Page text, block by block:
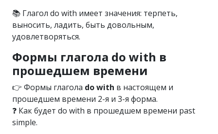
📚 Глагол do with имеет значения: терпеть,
выносить, ладить, быть довольным,
удовлетворяться.
Формы глагола do with в
прошедшем времени
👉 Формы глагола do with в настоящем и
прошедшем времени 2-я и 3-я форма.
❓ Как будет do with в прошедшем времени past
simple.